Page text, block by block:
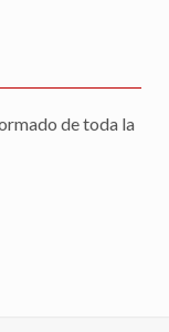
de toda la